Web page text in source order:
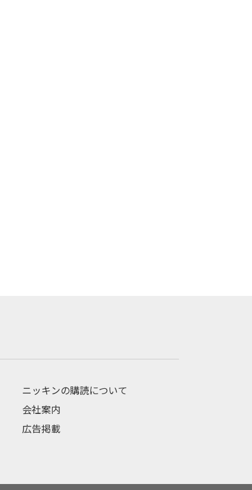
ニッキンの購読について
会社案内
広告掲載